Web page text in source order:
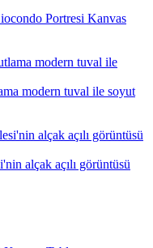
Portresi Kanvas
modern tuval ile soyut
alçak açılı görüntüsü